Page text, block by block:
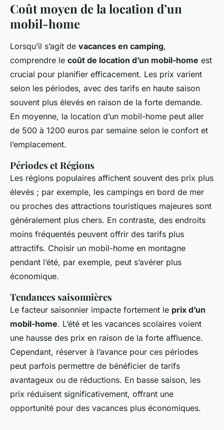
Coût moyen de la location d’un
mobil-home
Lorsqu’il s’agit de vacances en camping,
comprendre le coût de location d’un mobil-home est
crucial pour planifier efficacement. Les prix varient
selon les périodes, avec des tarifs en haute saison
souvent plus élevés en raison de la forte demande.
En moyenne, la location d’un mobil-home peut aller
de 500 à 1200 euros par semaine selon le confort et
l’emplacement.
Périodes et Régions
Les régions populaires affichent souvent des prix plus
élevés ; par exemple, les campings en bord de mer
ou proches des attractions touristiques majeures sont
généralement plus chers. En contraste, des endroits
moins fréquentés peuvent offrir des tarifs plus
attractifs. Choisir un mobil-home en montagne
pendant l’été, par exemple, peut s’avérer plus
économique.
Tendances saisonnières
Le facteur saisonnier impacte fortement le prix d’un
mobil-home. L’été et les vacances scolaires voient
une hausse des prix en raison de la forte affluence.
Cependant, réserver à l’avance pour ces périodes
peut parfois permettre de bénéficier de tarifs
avantageux ou de réductions. En basse saison, les
prix réduisent significativement, offrant une
opportunité pour des vacances plus économiques.